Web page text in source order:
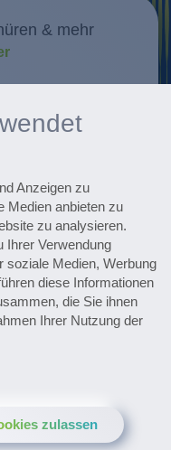
Anzeigen zu
Medien anbieten zu
zu analysieren.
Ihrer Verwendung
soziale Medien, Werbung
diese Informationen
die Sie ihnen
Ihrer Nutzung der
zulassen
& mehr
Newsletter